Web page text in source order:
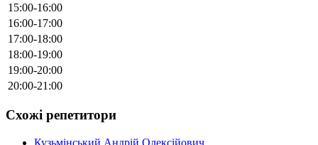
15:00-16:00
16:00-17:00
17:00-18:00
18:00-19:00
19:00-20:00
20:00-21:00
Схожі репетитори
Кузьмінський Андрій Олексійович